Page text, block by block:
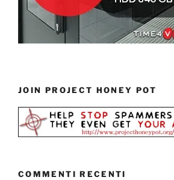
JOIN PROJECT HONEY POT
COMMENTI RECENTI